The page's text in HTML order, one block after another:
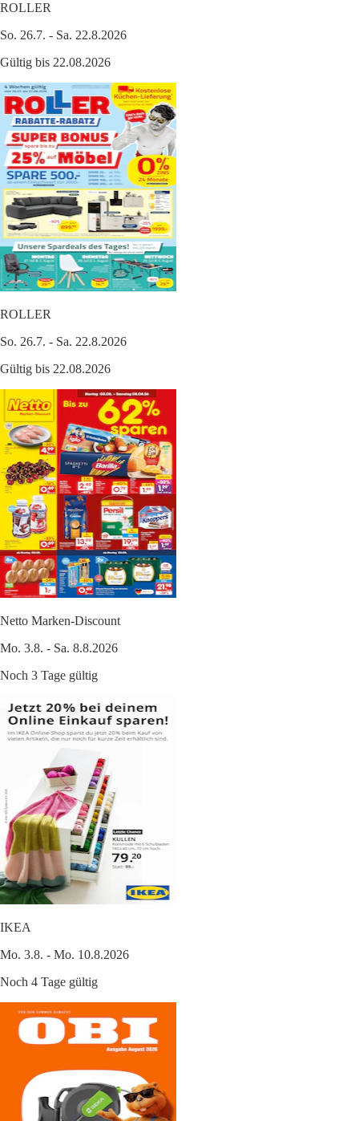
ROLLER
So. 26.7. - Sa. 22.8.2026
Gültig bis 22.08.2026
ROLLER
So. 26.7. - Sa. 22.8.2026
Gültig bis 22.08.2026
Netto Marken-Discount
Mo. 3.8. - Sa. 8.8.2026
Noch 3 Tage gültig
IKEA
Mo. 3.8. - Mo. 10.8.2026
Noch 4 Tage gültig